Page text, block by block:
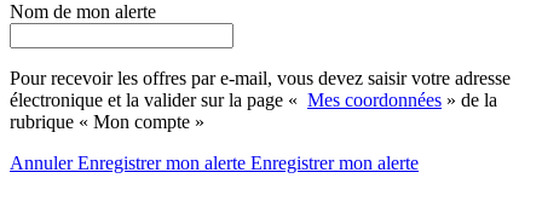
Nom de mon alerte
Pour recevoir les offres par e-mail, vous devez saisir votre adresse
électronique et la valider sur la page « Mes coordonnées » de la
rubrique « Mon compte »
AnnulerEnregistrer mon alerte Enregistrermon alerte